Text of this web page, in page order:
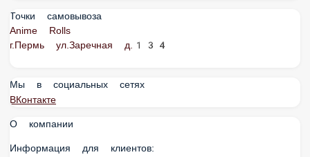
Точки самовывоза
Anime Rolls
г.Пермь ул.Заречная д.134
Мы в социальных сетях
ВКонтакте
О компании
Информация для клиентов: